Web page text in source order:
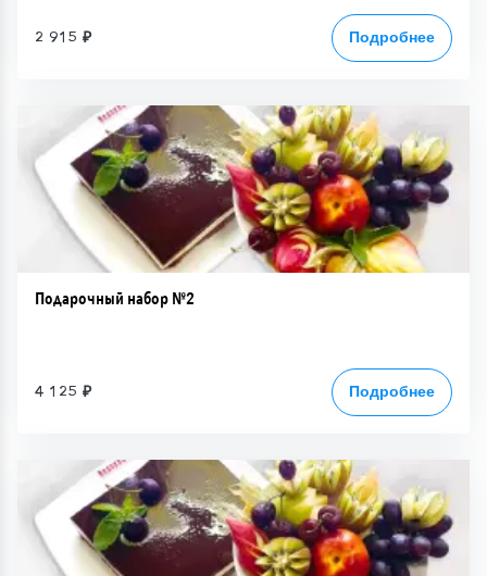
2 915 ₽ Подробнее
Подарочный набор №2
4 125 ₽ Подробнее